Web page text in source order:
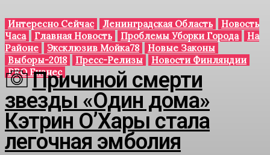
Интересно Сейчас Ленинградская Область
Новость
Часа
Главная Новость Проблемы Уборки Города
На
Районе
Эксклюзив Мойка78
Новые Законы
Выборы-2018
Пресс-Релизы
Новости Финляндии
PRO Бизнес
Причиной смерти
звезды «Один дома»
Кэтрин О’Хары стала
легочная эмболия